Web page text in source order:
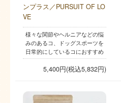
ンプラス／PURSUIT OF LO
VE
様々な関節やヘルニアなどの悩
みのあるコ、ドッグスポーツを
日常的にしているコにおすすめ
5,400円(税込5,832円)